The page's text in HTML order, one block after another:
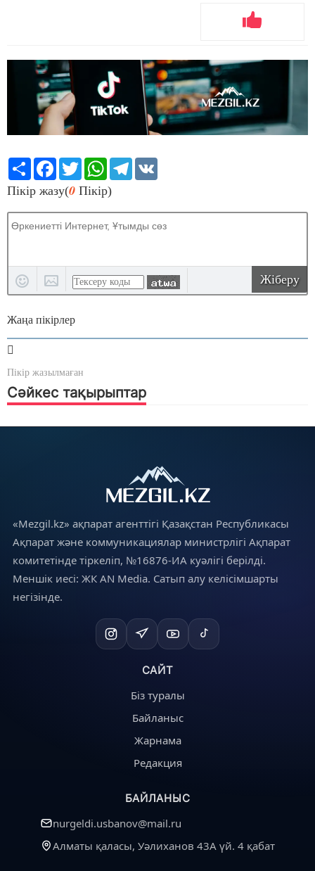
Share Facebook
TwitterWhatsApp
Telegram
Пікір жазу(0 Пікір)
Жіберу
Жаңа пікірлер
Пікір жазылмаған
Сәйкес тақырыптар
«Mezgil.kz» ақпарат агенттігі Қазақстан Республикасы
Ақпарат және коммуникациялар министрлігі Ақпарат
комитетінде тіркеліп, №16876-ИА куәлігі берілді.
Меншік иесі: ЖК AN Media. Сатып алу келісімшарты
негізінде.
САЙТ
Біз туралы
Байланыс
Жарнама
Редакция
БАЙЛАНЫС
nurgeldi.usbanov@mail.ru
Алматы қаласы, Уәлиханов 43А үй. 4 қабат